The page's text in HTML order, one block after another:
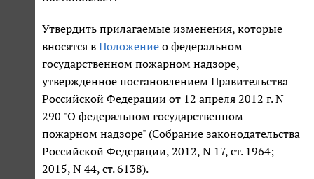
Утвердить прилагаемые изменения, которые
вносятся в Положение о федеральном
государственном пожарном надзоре,
утвержденное постановлением Правительства
Российской Федерации от 12 апреля 2012 г. N
290 "О федеральном государственном
пожарном надзоре" (Собрание законодательства
Российской Федерации, 2012, N 17, ст. 1964;
2015, N 44, ст. 6138).